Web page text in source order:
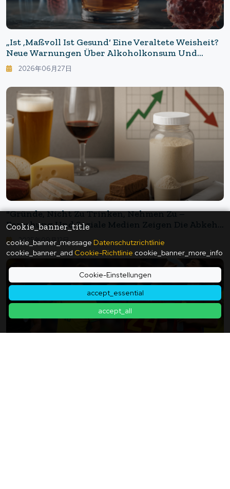
Cookie_banner_title
cookie_banner_message Datenschutzrichtlinie
cookie_banner_and Cookie-Richtlinie cookie_banner_more_info
Cookie-Einstellungen
accept_essential
accept_all
„Ist ‚Maßvoll Ist Gesund‘ Eine Veraltete Weisheit?
Neue Warnungen Über Alkoholkonsum Und
Krebs“
2026年06月27日
"Gründe, Nicht Zu Trinken, Nehmen Zu –
Forschung Und Soziale Medien Zeigen Die Abkehr
Werden 'neu Definiert'"
2025年09月12日